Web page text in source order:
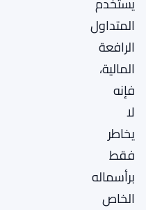
المتداول
الرافعة
المالية،
فإنه
لا
يخاطر
فقط
برأسماله
الخاص